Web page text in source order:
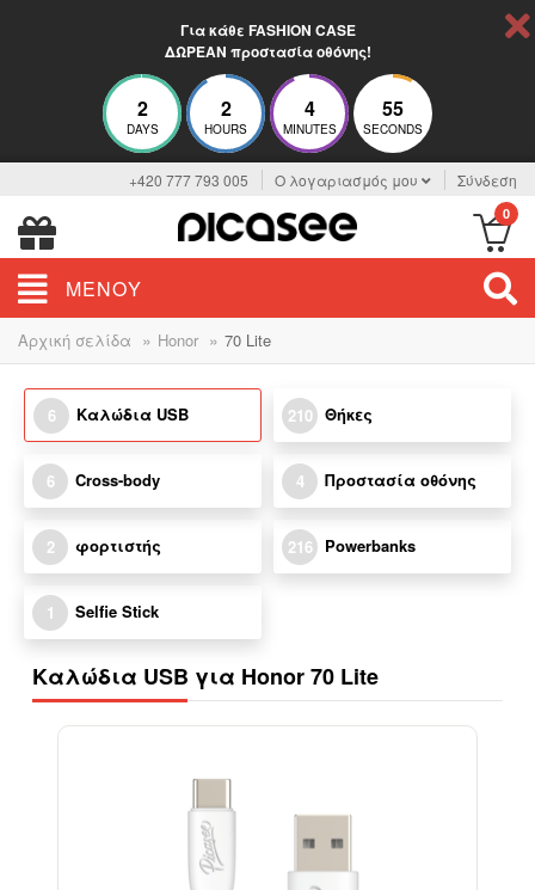
Για κάθε FASHION CASE
ΔΩΡΕΑΝ προστασία οθόνης!
2
DAYS
2
HOURS
4
MINUTES
54
SECONDS
+420 777 793 005 Ο λογαριασμός μου Σύνδεση
0
ΜΕΝΟΎ
Αρχική σελίδα » Honor » 70 Lite
6 Καλώδια USB 210 Θήκες
6 Cross-body 4 Προστασία οθόνης
2 φορτιστής 216 Powerbanks
1 Selfie Stick
Καλώδια USB για Honor 70 Lite